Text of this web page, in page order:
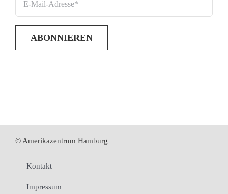
© Amerikazentrum Hamburg
Kontakt
Impressum